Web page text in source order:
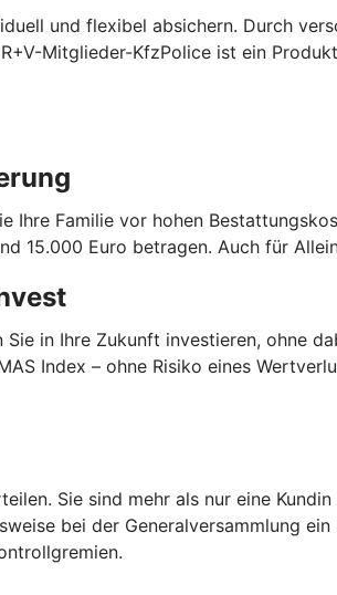
und flexibel absichern. Durch
Mitglieder-KfzPolice ist ein
Ihre Familie vor hohen
15.000 Euro betragen. Auch für
in Ihre Zukunft investieren, ohne
Index – ohne Risiko eines
Sie sind mehr als nur eine
bei der Generalversammlung